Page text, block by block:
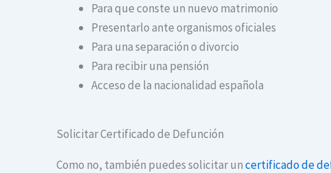
Para que conste un nuevo matrimonio
Presentarlo ante organismos oficiales
Para una separación o divorcio
Para recibir una pensión
Acceso de la nacionalidad española
Solicitar Certificado de Defunción
Como no, también puedes solicitar uncertificado de